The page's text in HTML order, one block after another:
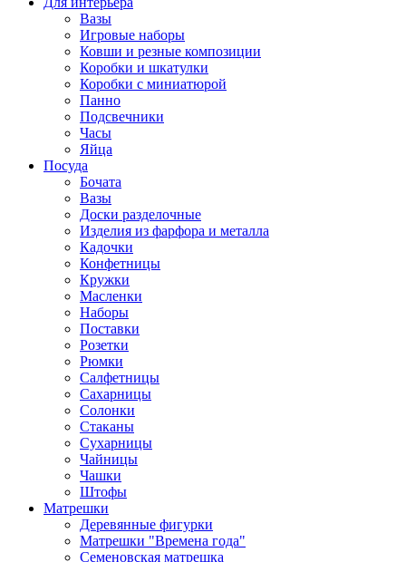
Вазы
Игровые наборы
Ковши и резные композиции
Коробки и шкатулки
Коробки с миниатюрой
Панно
Подсвечники
Часы
Яйца
Посуда
Бочата
Вазы
Доски разделочные
Изделия из фарфора и металла
Кадочки
Конфетницы
Кружки
Масленки
Наборы
Поставки
Розетки
Рюмки
Салфетницы
Сахарницы
Солонки
Стаканы
Сухарницы
Чайницы
Чашки
Штофы
Матрешки
Деревянные фигурки
Матрешки "Времена года"
Семеновская матрешка